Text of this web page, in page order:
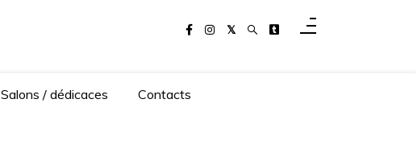
Salons / dédicaces Contacts